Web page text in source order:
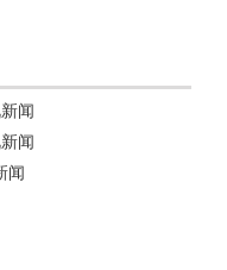
闻
闻
闻